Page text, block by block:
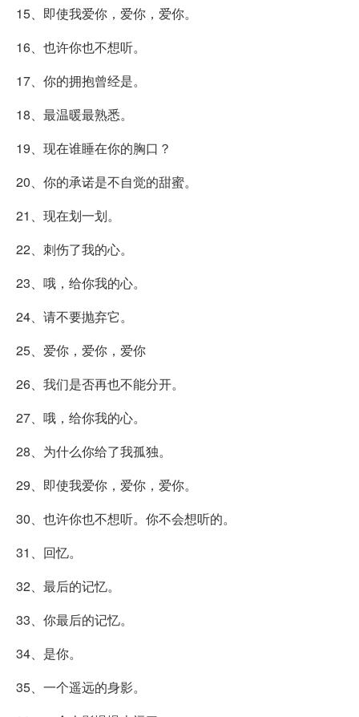
15、即使我爱你，爱你，爱你。
16、也许你也不想听。
17、你的拥抱曾经是。
18、最温暖最熟悉。
19、现在谁睡在你的胸口？
20、你的承诺是不自觉的甜蜜。
21、现在划一划。
22、刺伤了我的心。
23、哦，给你我的心。
24、请不要抛弃它。
25、爱你，爱你，爱你
26、我们是否再也不能分开。
27、哦，给你我的心。
28、为什么你给了我孤独。
29、即使我爱你，爱你，爱你。
30、也许你也不想听。你不会想听的。
31、回忆。
32、最后的记忆。
33、你最后的记忆。
34、是你。
35、一个遥远的身影。